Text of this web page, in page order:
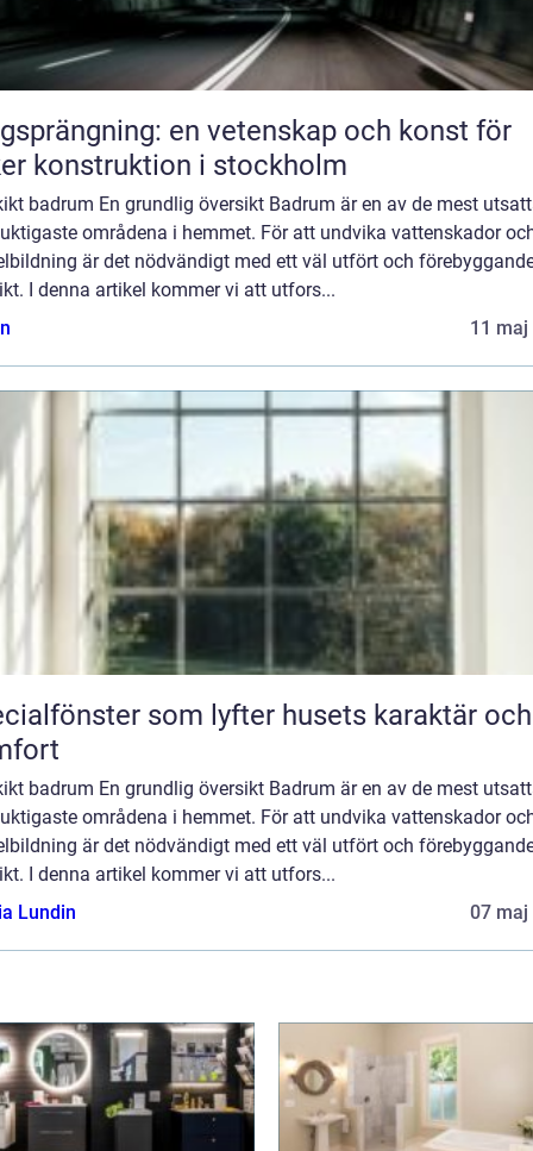
en vetenskap och konst för
konstruktion i stockholm
badrum En grundlig översikt Badrum är en av de mest
områdena i hemmet. För att undvika vattenskador
är det nödvändigt med ett väl utfört och
I denna artikel kommer vi att utfors...
11 maj
som lyfter husets karaktär och
badrum En grundlig översikt Badrum är en av de mest
områdena i hemmet. För att undvika vattenskador
är det nödvändigt med ett väl utfört och
I denna artikel kommer vi att utfors...
Lundin
07 maj